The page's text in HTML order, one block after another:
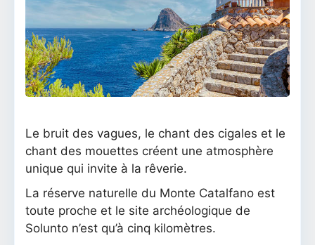
Le bruit des vagues, le chant des cigales et le
chant des mouettes créent une atmosphère
unique qui invite à la rêverie.
La réserve naturelle du Monte Catalfano est
toute proche et le site archéologique de
Solunto n’est qu’à cinq kilomètres.